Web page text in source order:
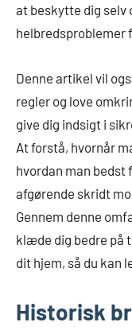
at beskytte dig selv
helbredsproblemer
Denne artikel vil
regler og love
give dig indsigt i
At forstå, hvornår
hvordan man
afgørende skridt
Gennem denne
klæde dig bedre på
dit hjem, så du kan
Historisk